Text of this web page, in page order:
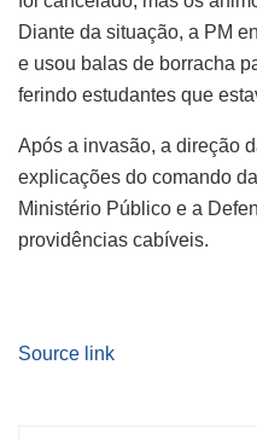
Diante da situação, a PM
e usou balas de borracha
ferindo estudantes que
Após a invasão, a direção
explicações do comando
Ministério Público e a
providências cabíveis.
Source link